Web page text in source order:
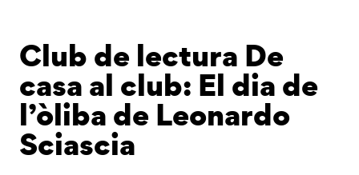
Club de lectura De
casa al club: El dia de
l’òliba de Leonardo
Sciascia